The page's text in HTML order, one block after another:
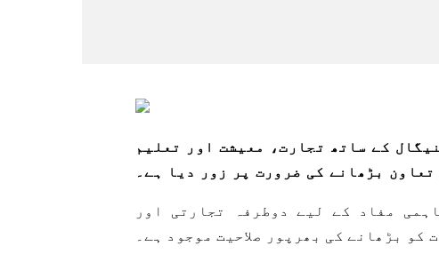
کے ساتھ تجارت، معیشت اور تعلیم
بڑھانے کی ضرورت پر زور دیا ہے۔
مفاد کے لیے دوطرفہ تجارتی اور
کو بڑھانے کی بھرپور صلاحیت موجود ہے۔